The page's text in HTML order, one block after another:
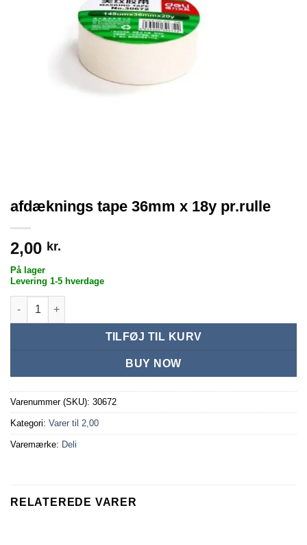
afdæknings tape 36mm x 18y pr.rulle
2,00 kr.
På lager
Levering 1-5 hverdage
afdæknings tape 36mm x 18y pr.rulle antal
TILFØJ TIL KURV
BUY NOW
Varenummer (SKU): 30672
Kategori: Varer til 2,00
Varemærke: Deli
RELATEREDE VARER